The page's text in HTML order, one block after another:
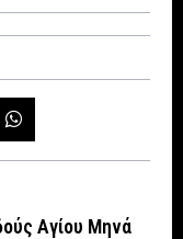
Αγίου Μηνά